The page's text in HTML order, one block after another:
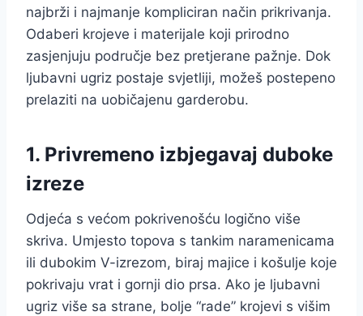
najbrži i najmanje kompliciran način prikrivanja.
Odaberi krojeve i materijale koji prirodno
zasjenjuju područje bez pretjerane pažnje. Dok
ljubavni ugriz postaje svjetliji, možeš postepeno
prelaziti na uobičajenu garderobu.
1. Privremeno izbjegavaj duboke
izreze
Odjeća s većom pokrivenošću logično više
skriva. Umjesto topova s tankim naramenicama
ili dubokim V-izrezom, biraj majice i košulje koje
pokrivaju vrat i gornji dio prsa. Ako je ljubavni
ugriz više sa strane, bolje “rade” krojevi s višim